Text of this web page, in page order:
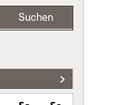
Suchen